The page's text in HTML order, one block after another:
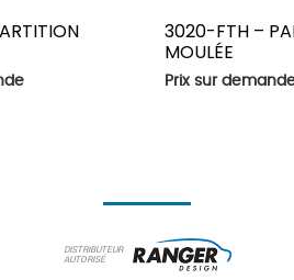
3020-FTH –
MOULÉE
Prix sur
DISTRIBUTEUR
AUTORISÉ